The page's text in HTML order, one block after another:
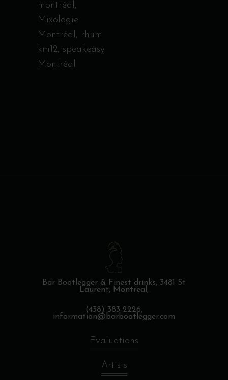
montréal,
Mixologie
Montréal, rhum
km12, speakeasy
Montréal
Bar Bootlegger & Finest drinks, 3481 St
Laurent, Montreal,
(438) 383-2226,
information@barbootlegger.com
Evaluations
Artists